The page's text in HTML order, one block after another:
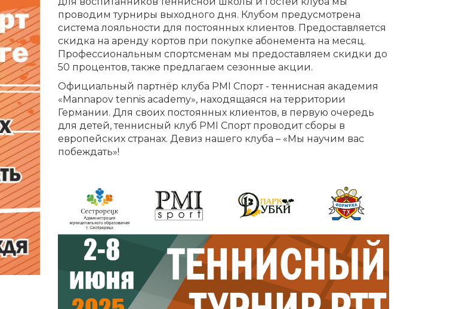
проводим турниры выходного дня. Клубом предусмотрена
система лояльности для постоянных клиентов. Предоставляется
скидка на аренду кортов при покупке абонемента на месяц.
Профессиональным спортсменам мы предоставляем скидки до
50 процентов, также предлагаем сезонные акции.
Официальный партнёр клуба PMI Спорт - теннисная академия
«Mannapov tennis academy», находящаяся на территории
Германии. Для своих постоянных клиентов, в первую очередь
для детей, теннисный клуб PMI Спорт проводит сборы в
европейских странах. Девиз нашего клуба – «Мы научим вас
побеждать»!